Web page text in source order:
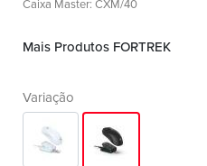
Caixa Master: CXM/40
Mais Produtos FORTREK
Variação